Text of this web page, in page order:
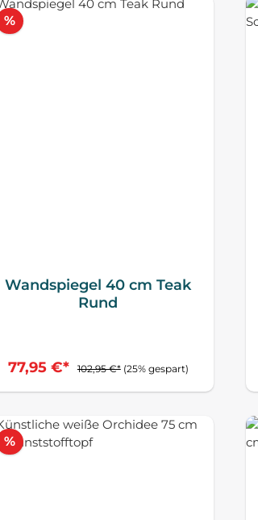
%Rabatt
Wandspiegel 40 cm Teak
Rund
77,95 €* 102,95 €* (25% gespart)
%Rabatt